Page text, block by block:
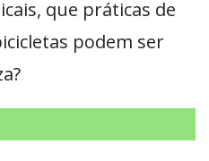
que práticas de
podem ser